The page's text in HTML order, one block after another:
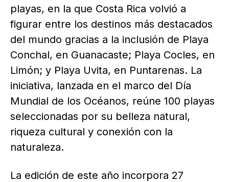
playas, en la que Costa Rica volvió a
figurar entre los destinos más destacados
del mundo gracias a la inclusión de Playa
Conchal, en Guanacaste; Playa Cocles, en
Limón; y Playa Uvita, en Puntarenas. La
iniciativa, lanzada en el marco del Día
Mundial de los Océanos, reúne 100 playas
seleccionadas por su belleza natural,
riqueza cultural y conexión con la
naturaleza.
La edición de este año incorpora 27